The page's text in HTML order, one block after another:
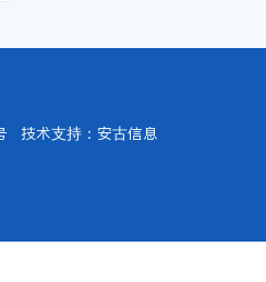
技术支持： 安古信息